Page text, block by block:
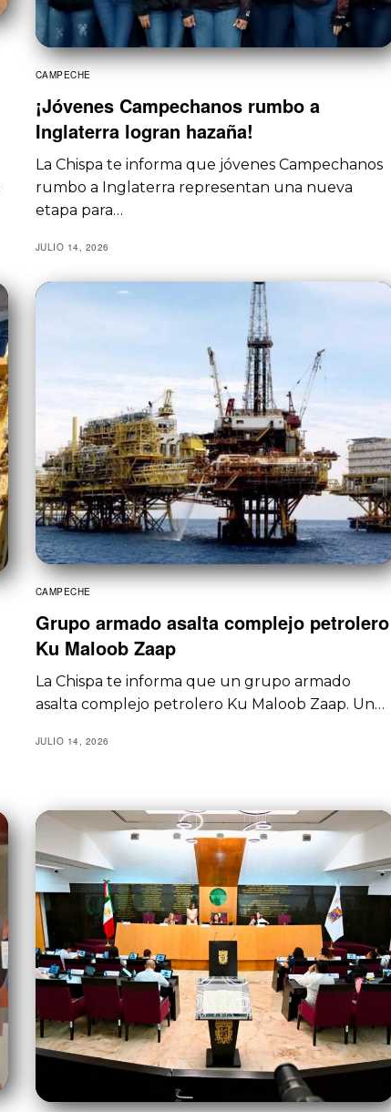
CAMPECHE
¡Jóvenes Campechanos rumbo a
Inglaterra logran hazaña!
La Chispa te informa que jóvenes Campechanos
rumbo a Inglaterra representan una nueva
etapa para…
JULIO 14, 2026
CAMPECHE
Grupo armado asalta complejo petrolero
Ku Maloob Zaap
La Chispa te informa que un grupo armado
asalta complejo petrolero Ku Maloob Zaap. Un…
JULIO 14, 2026